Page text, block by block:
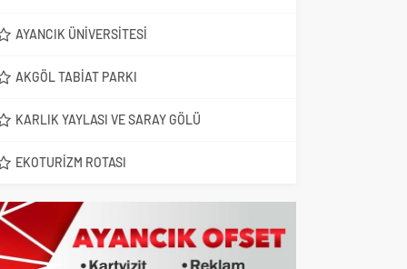
AYANCIK ÜNIVERSITESI
AKGÖL TABIAT PARKI
KARLIK YAYLASI VE SARAY GÖLÜ
EKOTURIZM ROTASI